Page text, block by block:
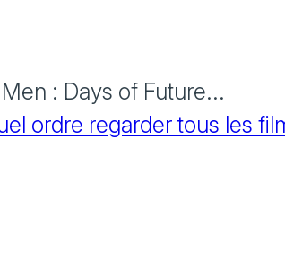
: Days of Future...
ordre regarder tous les